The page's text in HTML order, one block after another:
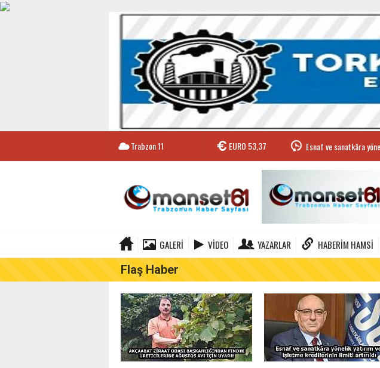
Trabzon11 EURO53,37 Esnaf ve sanatkâra
GALERI VIDEO YAZARLAR HABERIM HAMSI
Flaş Haber
AKÇAABAT ZİRAAT ODASI BAŞKANLIĞINDAN